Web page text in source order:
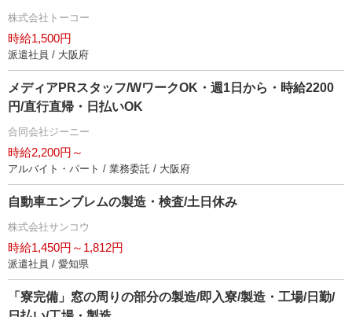
株式会社トーコー
時給1,500円
派遣社員 / 大阪府
メディアPRスタッフ/WワークOK・週1日から・時給2200
円/直行直帰・日払いOK
合同会社ジーニー
時給2,200円～
アルバイト・パート / 業務委託 / 大阪府
自動車エンブレムの製造・検査/土日休み
株式会社サンコウ
時給1,450円～1,812円
派遣社員 / 愛知県
「寮完備」窓の周りの部分の製造/即入寮/製造・工場/日勤/